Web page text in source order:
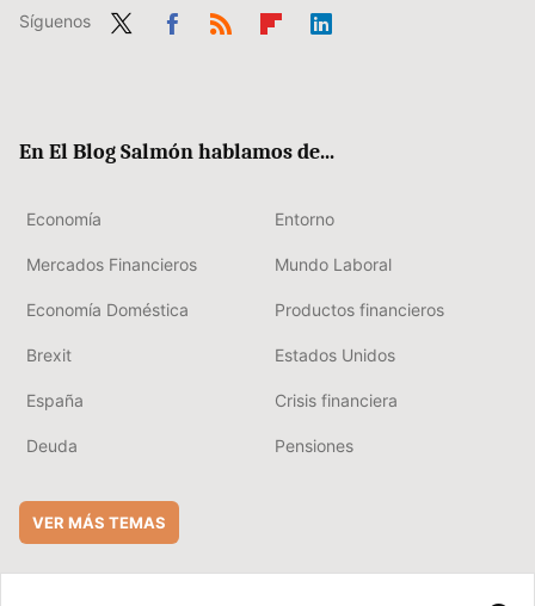
Síguenos
En El Blog Salmón hablamos de...
Economía Entorno
Mercados Financieros Mundo Laboral
Economía Doméstica Productos financieros
Brexit Estados Unidos
España Crisis financiera
Deuda Pensiones
VER MÁS TEMAS